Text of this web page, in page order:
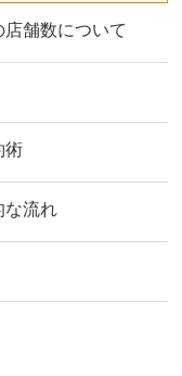
舗数について
術
な流れ